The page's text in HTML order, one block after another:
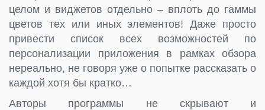
целом и виджетов отдельно – вплоть до гаммы
цветов тех или иных элементов! Даже просто
привести список всех возможностей по
персонализации приложения в рамках обзора
нереально, не говоря уже о попытке рассказать о
каждой хотя бы кратко…
Авторы программы не скрывают и